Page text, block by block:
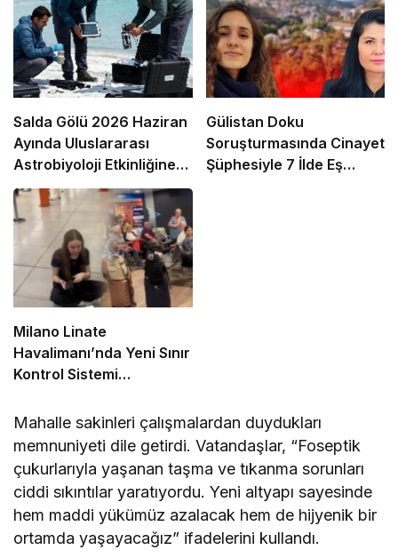
Salda Gölü 2026 Haziran
Ayında Uluslararası
Astrobiyoloji Etkinliğine
Ev Sahipliği Yapacak
Gülistan Doku
Soruşturmasında Cinayet
Şüphesiyle 7 İlde Eş
Milano Linate
Havalimanı’nda Yeni Sınır
Kontrol Sistemi
Mahalle sakinleri çalışmalardan duydukları
memnuniyeti dile getirdi. Vatandaşlar, “Foseptik
çukurlarıyla yaşanan taşma ve tıkanma sorunları
ciddi sıkıntılar yaratıyordu. Yeni altyapı sayesinde
hem maddi yükümüz azalacak hem de hijyenik bir
ortamda yaşayacağız” ifadelerini kullandı.